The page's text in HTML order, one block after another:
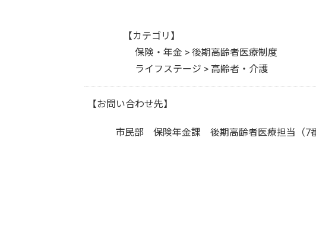
【カテゴリ】
保険・年金 > 後期高齢者医療制度
ライフステージ > 高齢者・介護
【お問い合わせ先】
市民部 保険年金課 後期高齢者医療担当（7番